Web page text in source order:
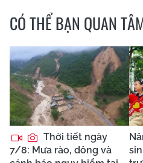
CÓ THỂ BẠN QUAN
Thời tiết ngày
7/8: Mưa rào, dông và